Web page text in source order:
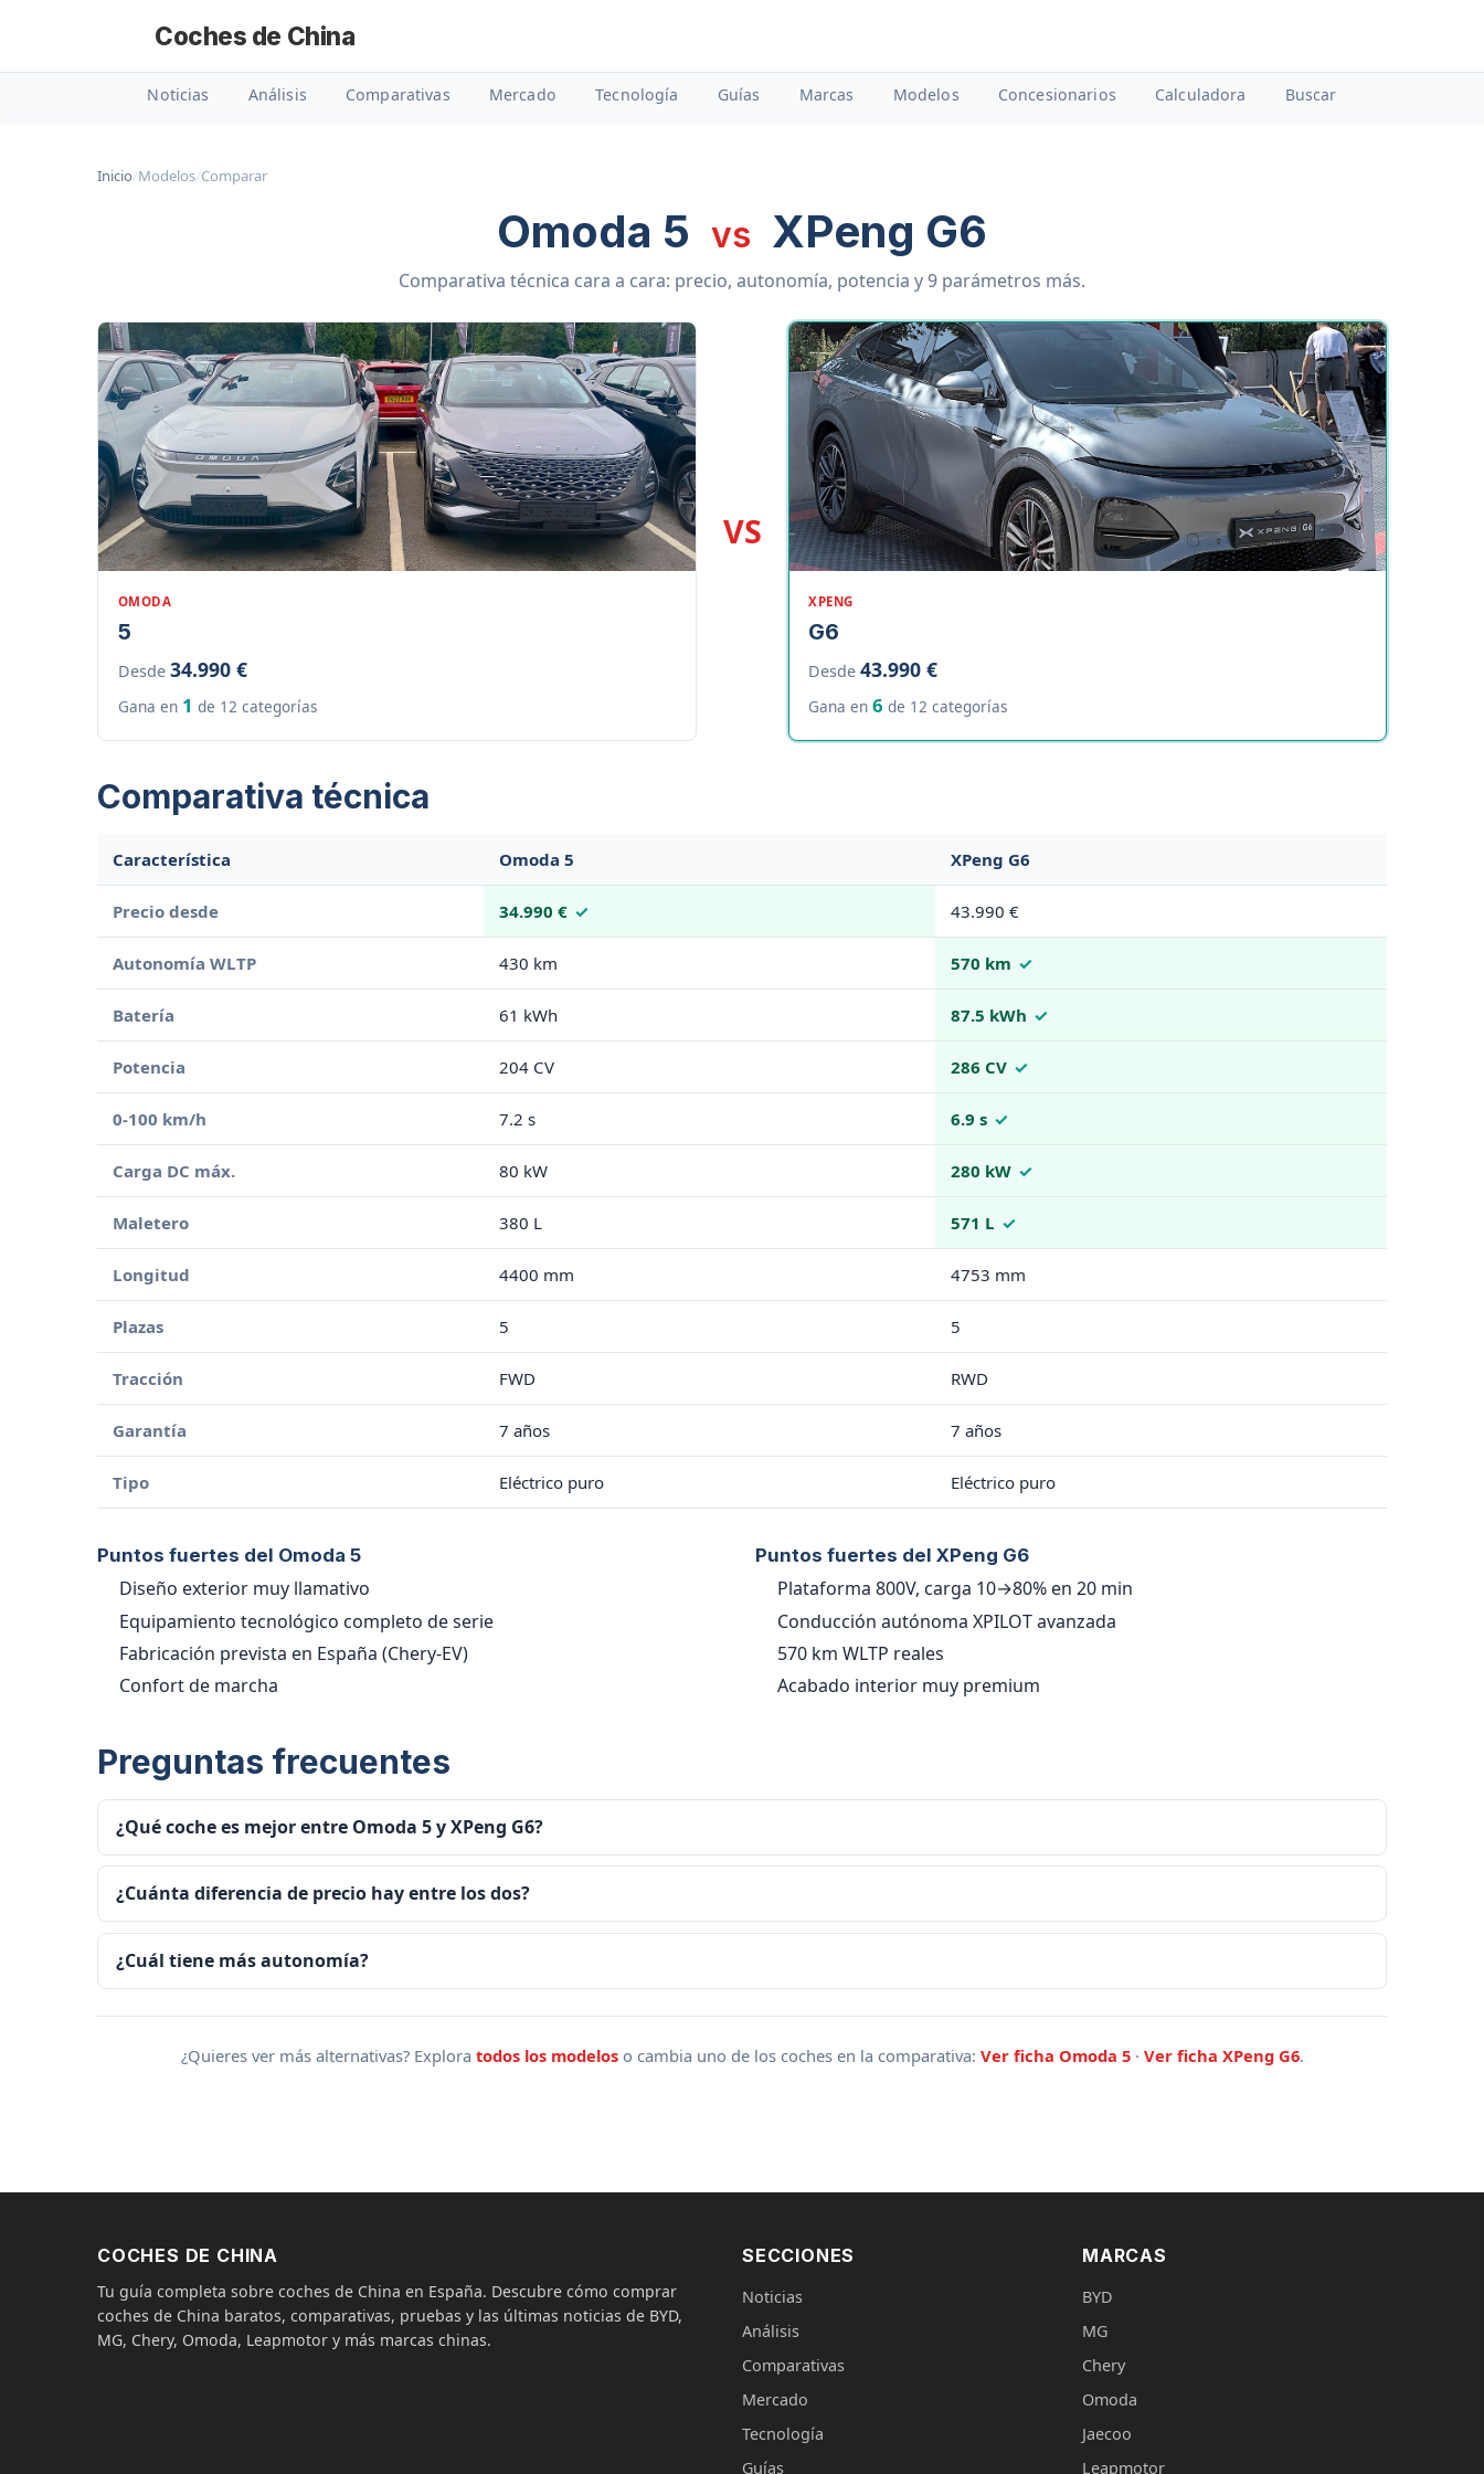
Coches de China
Noticias Análisis Comparativas Mercado Tecnología Guías Marcas Modelos Concesionarios Calculadora Buscar
Inicio/Modelos/Comparar
Omoda 5 vs XPeng G6
Comparativa técnica cara a cara: precio, autonomía, potencia y 9 parámetros más.
OMODA
5
Desde 34.990 €
Gana en 1 de 12 categorías
VS
XPENG
G6
Desde43.990 €
Gana en6 de 12 categorías
Comparativa técnica
Característica Omoda 5 XPeng G6
Precio desde 34.990 € 43.990 €
Autonomía WLTP 430 km 570 km
Batería 61 kWh 87.5 kWh
Potencia 204 CV 286 CV
0-100 km/h 7.2 s 6.9 s
Carga DC máx. 80 kW 280 kW
Maletero 380 L 571 L
Longitud 4400 mm 4753 mm
Plazas 5 5
Tracción FWD RWD
Garantía 7 años 7 años
Tipo Eléctrico puro Eléctrico puro
Puntos fuertes del Omoda 5
Diseño exterior muy llamativo
Equipamiento tecnológico completo de serie
Fabricación prevista en España (Chery-EV)
Confort de marcha
Puntos fuertes del XPeng G6
Plataforma 800V, carga 10→80% en 20 min
Conducción autónoma XPILOT avanzada
570 km WLTP reales
Acabado interior muy premium
Preguntas frecuentes
¿Qué coche es mejor entre Omoda 5 y XPeng G6?
¿Cuánta diferencia de precio hay entre los dos?
¿Cuál tiene más autonomía?
¿Quieres ver más alternativas? Explora todos los modeloso cambia uno de los coches en la comparativa: Ver ficha Omoda 5· Ver ficha XPeng G6.
COCHES DE CHINA
Tu guía completa sobre coches de China en España. Descubre cómo comprar
coches de China baratos, comparativas, pruebas y las últimas noticias de BYD,
MG, Chery, Omoda, Leapmotor y más marcas chinas.
SECCIONES
Noticias
Análisis
Comparativas
Mercado
Tecnología
Guías
MARCAS
BYD
MG
Chery
Omoda
Jaecoo
Leapmotor